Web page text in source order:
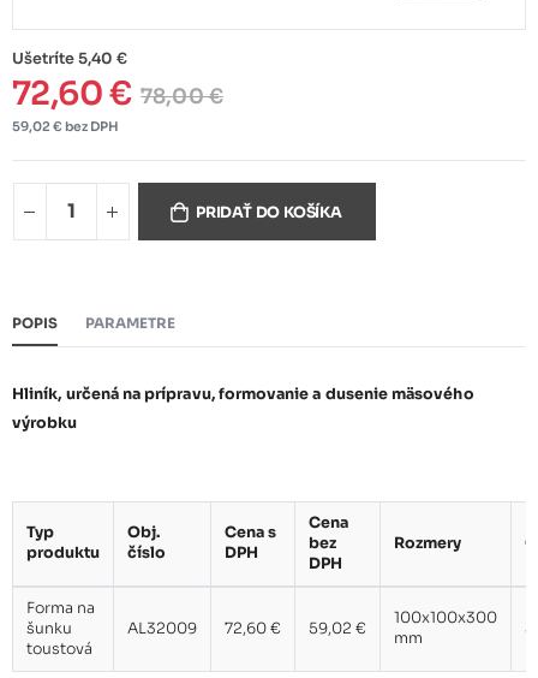
Ušetríte 5,40 €
72,60 € 78,00 €
59,02 € bez DPH
PRIDAŤ DO KOŠÍKA
POPIS PARAMETRE
Hliník, určená na prípravu, formovanie a dusenie mäsového
výrobku
Typ
produktu
Obj.
číslo
Cena s
DPH
Cena
bez
DPH
Rozmery
Forma na
šunku
toustová
AL32009 72,60 € 59,02 €
100x100x300
mm